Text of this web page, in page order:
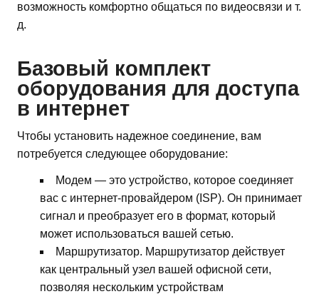
возможность комфортно общаться по видеосвязи и т.
д.
Базовый комплект
оборудования для доступа
в интернет
Чтобы установить надежное соединение, вам
потребуется следующее оборудование:
Модем — это устройство, которое соединяет
вас с интернет-провайдером (ISP). Он принимает
сигнал и преобразует его в формат, который
может использоваться вашей сетью.
Маршрутизатор. Маршрутизатор действует
как центральный узел вашей офисной сети,
позволяя нескольким устройствам